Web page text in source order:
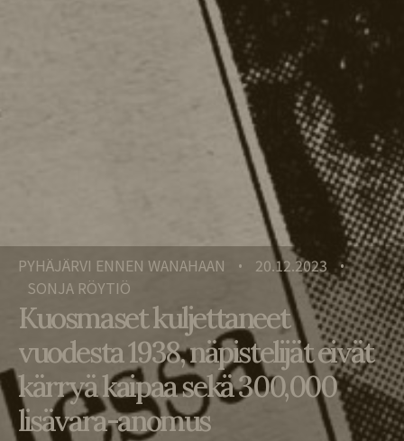
PYHÄJÄRVI ENNEN WANAHAAN • 20.12.2023 •
SONJA RÖYTIÖ
Kuosmaset kuljettaneet
vuodesta 1938, näpistelijät eivät
kärryä kaipaa sekä 300,000
lisävara-anomus